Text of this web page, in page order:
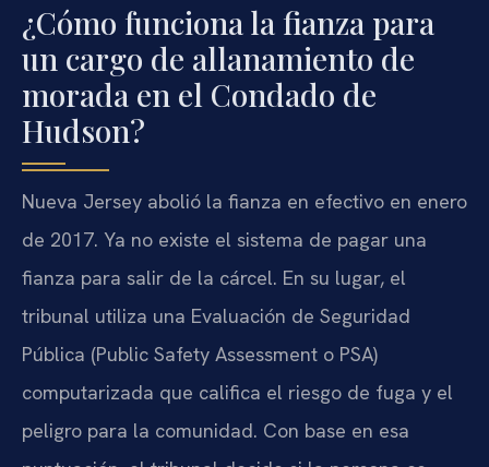
¿Cómo funciona la fianza para
un cargo de allanamiento de
morada en el Condado de
Hudson?
Nueva Jersey abolió la fianza en efectivo en enero
de 2017. Ya no existe el sistema de pagar una
fianza para salir de la cárcel. En su lugar, el
tribunal utiliza una Evaluación de Seguridad
Pública (Public Safety Assessment o PSA)
computarizada que califica el riesgo de fuga y el
peligro para la comunidad. Con base en esa